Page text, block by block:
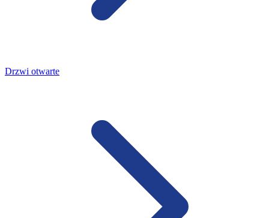
Drzwi otwarte